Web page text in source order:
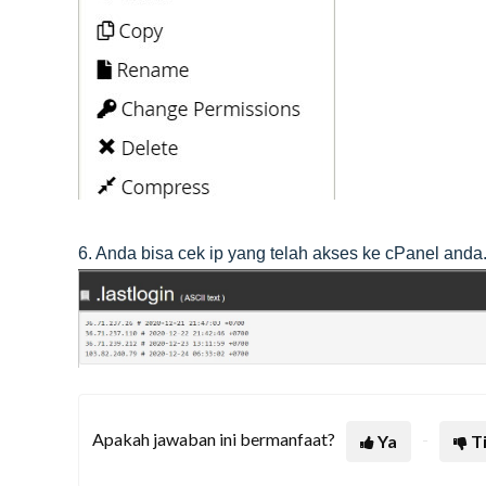
6. Anda bisa cek ip yang telah akses ke cPanel anda.
Apakah jawaban ini bermanfaat? Ya